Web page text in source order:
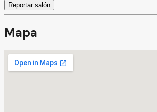
Reportar salón
Mapa